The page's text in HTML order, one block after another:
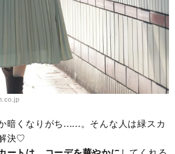
暗くなりがち......。そんな人は緑スカ
決♡